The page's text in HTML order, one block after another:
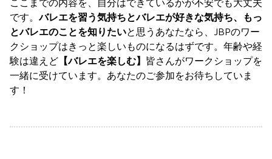
ここまでの内容を、自分はできているかが不安でも大丈夫
です。バレエを習う気持ちとバレエが好きな気持ち、もっ
とバレエのことを知りたいと思うあなたなら、JBPのワー
クショップはきっと楽しいものになるはずです。年齢や経
験は違えど 【バレエを楽しむ】 皆さんがワークショップを
一緒に受けています。あなたのご参加をお待ちしていま
す！